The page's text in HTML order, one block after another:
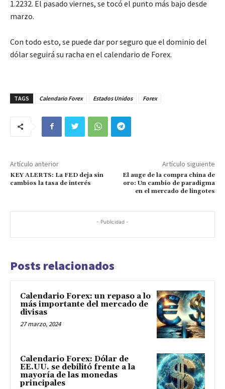
1.2232. El pasado viernes, se tocó el punto más bajo desde
marzo.
Con todo esto, se puede dar por seguro que el dominio del
dólar seguirá su racha en el calendario de Forex.
TAGS Calendario Forex Estados Unidos Forex
Artículo anterior
KEY ALERTS: La FED deja sin
cambios la tasa de interés
Artículo siguiente
El auge de la compra china de
oro: Un cambio de paradigma
en el mercado de lingotes
- Publicidad -
Posts relacionados
Calendario Forex: un repaso a lo
más importante del mercado de
divisas
27 marzo, 2024
Calendario Forex: Dólar de
EE.UU. se debilitó frente a la
mayoría de las monedas
principales